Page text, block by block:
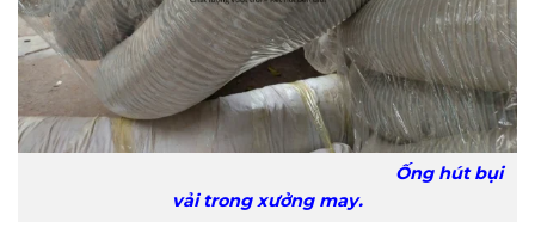
Ống hút bụi
vải trong xưởng may.